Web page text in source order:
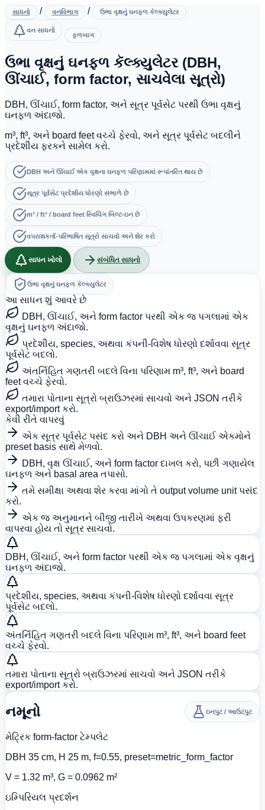
સાધનો / વનવિભાગ / ઉભા વૃક્ષનું ઘનફળ કૅલ્ક્યુલેટર
વન સાધનો
ફળબાગ
ઉભા વૃક્ષનું ઘનફળ કૅલ્ક્યુલેટર (DBH,
ઊંચાઈ, form factor, સાચવેલા સૂત્રો)
DBH, ઊંચાઈ, form factor, અને સૂત્ર પૂર્વસેટ પરથી ઉભા વૃક્ષનું
ઘનફળ અંદાજો.
m³, ft³, અને board feet વચ્ચે ફેરવો, અને સૂત્ર પૂર્વસેટ બદલીને
પ્રદેશીય ફરકને સામેલ કરો.
DBH અને ઊંચાઈ એક વૃક્ષના ઘનફળ પરિણામમાં રૂપાંતરિત થાય છે
સૂત્ર પૂર્વસેટ પ્રદેશીય ધોરણો સંભાળે છે
m³ / ft³ / board feet સ્વિચિંગ બિલ્ટ-ઇન છે
વપરાશકર્તા-પરિભાષિત સૂત્રો સાચવો અને શેર કરો
સાધન ખોલો સંબંધિત સાધનો
ઉભા વૃક્ષનું ઘનફળ કૅલ્ક્યુલેટર
આ સાધન શું આવરે છે
DBH, ઊંચાઈ, અને form factor પરથી એક જ પગલામાં એક
વૃક્ષનું ઘનફળ અંદાજો.
પ્રદેશીય, species, અથવા કંપની-વિશેષ ધોરણો દર્શાવવા સૂત્ર
પૂર્વસેટ બદલો.
અંતર્નિહિત ગણતરી બદલે વિના પરિણામ m³, ft³, અને board
feet વચ્ચે ફેરવો.
તમારા પોતાના સૂત્રો બ્રાઉઝરમાં સાચવો અને JSON તરીકે
export/import કરો.
કેવી રીતે વાપરવું
એક સૂત્ર પૂર્વસેટ પસંદ કરો અને DBH અને ઊંચાઈ એકમોને
preset basis સાથે મેળવો.
DBH, વૃક્ષ ઊંચાઈ, અને form factor દાખલ કરો, પછી ગણાયેલ
ઘનફળ અને basal area તપાસો.
તમે સમીક્ષા અથવા શેર કરવા માંગો તે output volume unit પસંદ
કરો.
એક જ અનુમાનને બીજી તારીખે અથવા ઉપકરણમાં ફરી
વાપરવા હોય તો સૂત્ર સાચવો.
DBH, ઊંચાઈ, અને form factor પરથી એક જ પગલામાં એક વૃક્ષનું
ઘનફળ અંદાજો.
પ્રદેશીય, species, અથવા કંપની-વિશેષ ધોરણો દર્શાવવા સૂત્ર
પૂર્વસેટ બદલો.
અંતર્નિહિત ગણતરી બદલે વિના પરિણામ m³, ft³, અને board feet
વચ્ચે ફેરવો.
તમારા પોતાના સૂત્રો બ્રાઉઝરમાં સાચવો અને JSON તરીકે
export/import કરો.
નમૂનો ઇનપુટ / આઉટપુટ
મેટ્રિક form-factor ટેમ્પલેટ
DBH 35 cm, H 25 m, f=0.55, preset=metric_form_factor
V = 1.32 m³, G = 0.0962 m²
ઇમ્પિરિયલ પ્રદર્શન